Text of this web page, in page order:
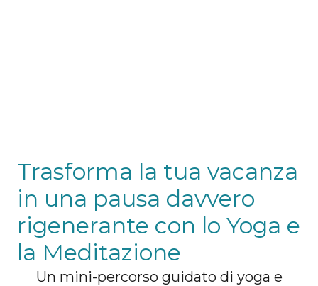
Trasforma la tua vacanza
in una pausa davvero
rigenerante con lo Yoga e
la Meditazione
Un mini-percorso guidato di yoga e